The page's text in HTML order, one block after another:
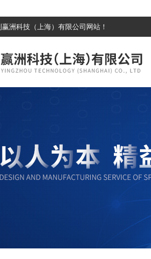
赢洲科技（上海）有限公司 网站！